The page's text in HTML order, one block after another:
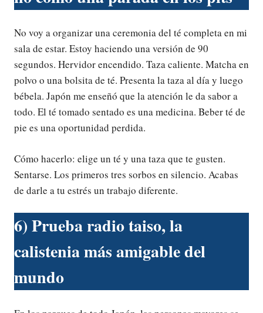
No voy a organizar una ceremonia del té completa en mi
sala de estar. Estoy haciendo una versión de 90
segundos. Hervidor encendido. Taza caliente. Matcha en
polvo o una bolsita de té. Presenta la taza al día y luego
bébela. Japón me enseñó que la atención le da sabor a
todo. El té tomado sentado es una medicina. Beber té de
pie es una oportunidad perdida.
Cómo hacerlo: elige un té y una taza que te gusten.
Sentarse. Los primeros tres sorbos en silencio. Acabas
de darle a tu estrés un trabajo diferente.
6) Prueba radio taiso, la
calistenia más amigable del
mundo